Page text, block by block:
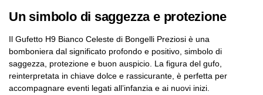
Un simbolo di saggezza e protezione
Il Gufetto H9 Bianco Celeste di Bongelli Preziosi è una
bomboniera dal significato profondo e positivo, simbolo di
saggezza, protezione e buon auspicio. La figura del gufo,
reinterpretata in chiave dolce e rassicurante, è perfetta per
accompagnare eventi legati all’infanzia e ai nuovi inizi.